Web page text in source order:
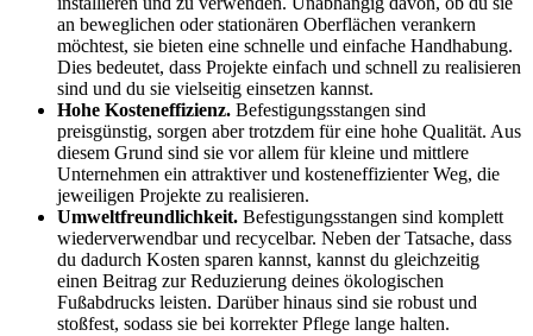
an beweglichen oder stationären Oberflächen verankern
möchtest, sie bieten eine schnelle und einfache Handhabung.
Dies bedeutet, dass Projekte einfach und schnell zu realisieren
sind und du sie vielseitig einsetzen kannst.
Hohe Kosteneffizienz. Befestigungsstangen sind
preisgünstig, sorgen aber trotzdem für eine hohe Qualität. Aus
diesem Grund sind sie vor allem für kleine und mittlere
Unternehmen ein attraktiver und kosteneffizienter Weg, die
jeweiligen Projekte zu realisieren.
Umweltfreundlichkeit. Befestigungsstangen sind komplett
wiederverwendbar und recycelbar. Neben der Tatsache, dass
du dadurch Kosten sparen kannst, kannst du gleichzeitig
einen Beitrag zur Reduzierung deines ökologischen
Fußabdrucks leisten. Darüber hinaus sind sie robust und
stoßfest, sodass sie bei korrekter Pflege lange halten.